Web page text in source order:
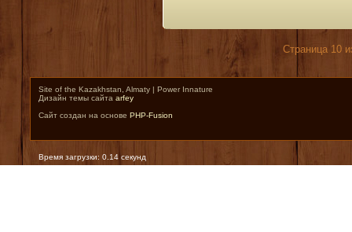
Страница 10
Site of the Kazakhstan, Almaty | Power Innature
Дизайн темы сайта arfey
Сайт создан на основе PHP-Fusion
Время загрузки: 0.14 секунд